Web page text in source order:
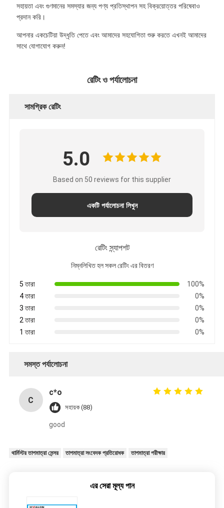
সহায়তা এবং গুণমানের সমস্যার জন্য পণ্য প্রতিস্থাপন সহ বিক্রয়োত্তর পরিষেবাও
প্রদান করি।
আপনার একচেটিয়া উদ্ধৃতি পেতে এবং আমাদের সহযোগিতা শুরু করতে এখনই আমাদের
সাথে যোগাযোগ করুন!
রেটিং ও পর্যালোচনা
সামগ্রিক রেটিং
5.0
Based on 50 reviews for this supplier
একটি পর্যালোচনা লিখুন
রেটিং স্ন্যাপশট
নিম্নলিখিত হল সকল রেটিং এর বিতরণ
5 তারা
100%
4 তারা
0%
3 তারা
0%
2 তারা
0%
1 তারা
0%
সমস্ত পর্যালোচনা
C
c*o
সহায়ক (88)
good
থার্মিস্টর তাপমাত্রা সেন্সর তাপমাত্রা সংবেদক প্রতিরোধক তাপমাত্রা পরীক্ষার
এর সেরা মূল্য পান